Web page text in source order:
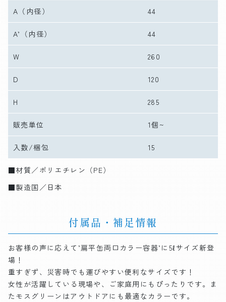
A （内径） 44
A’ （内径） 44
W 260
D 120
H 285
販売単位 1個~
入数/梱包 15
■材質／ポリエチレン（PE）
■製造国／日本
付属品・補足情報
お客様の声に応えて’扁平缶両口カラー容器’に5ℓサイズ新登
場！
重すぎず、災害時でも運びやすい便利なサイズです！
女性が活躍している現場や、ご家庭用にもぴったりです。ま
たモスグリーンはアウトドアにも最適なカラーです。